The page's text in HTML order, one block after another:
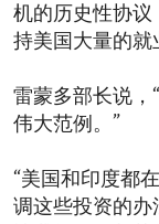
机的历史性协议
持美国大量的就
雷蒙多部长说，
伟大范例。”
“美国和印度都
调这些投资的办